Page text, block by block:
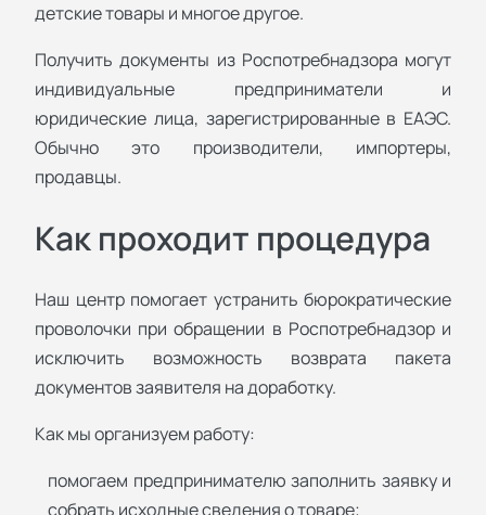
детские товары и многое другое.
Получить документы из Роспотребнадзора могут
индивидуальные предприниматели и
юридические лица, зарегистрированные в ЕАЭС.
Обычно это производители, импортеры,
продавцы.
Как проходит процедура
Наш центр помогает устранить бюрократические
проволочки при обращении в Роспотребнадзор и
исключить возможность возврата пакета
документов заявителя на доработку.
Как мы организуем работу:
помогаем предпринимателю заполнить заявку и
собрать исходные сведения о товаре;